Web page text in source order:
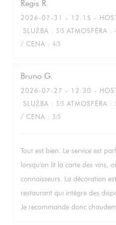
Regis R
2026-07-31
- 12:15 -
SLUŽBA : 5/5 ATMOSFÉRA :
/ CENA : 4/5
Bruno G
2026-07-27 - 12:30 -
SLUŽBA : 5/5 ATMOSFÉRA :
/ CENA : 5/5
Tout est bien. Le service est
lorsqu'on lit la carte des vins,
connaisseurs. La décoration
restaurant qui intègre des
Je recommande donc